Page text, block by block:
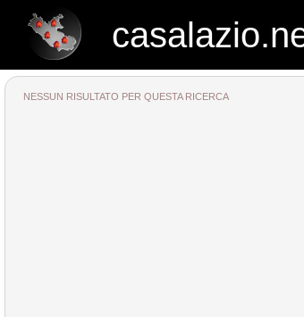
NESSUN RISULTATO PER QUESTA RICERCA
casalazio.net